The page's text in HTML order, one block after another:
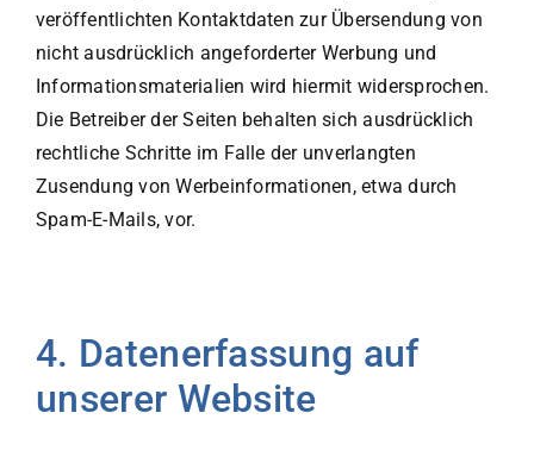
veröffentlichten Kontaktdaten zur Übersendung von
nicht ausdrücklich angeforderter Werbung und
Informationsmaterialien wird hiermit widersprochen.
Die Betreiber der Seiten behalten sich ausdrücklich
rechtliche Schritte im Falle der unverlangten
Zusendung von Werbeinformationen, etwa durch
Spam-E-Mails, vor.
4. Datenerfassung auf
unserer Website